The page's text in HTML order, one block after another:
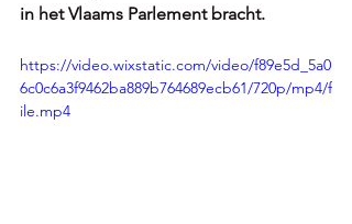
in het Vlaams Parlement bracht.
https://video.wixstatic.com/video/f89e5d_5a0
6c0c6a3f9462ba889b764689ecb61/720p/mp4/f
ile.mp4